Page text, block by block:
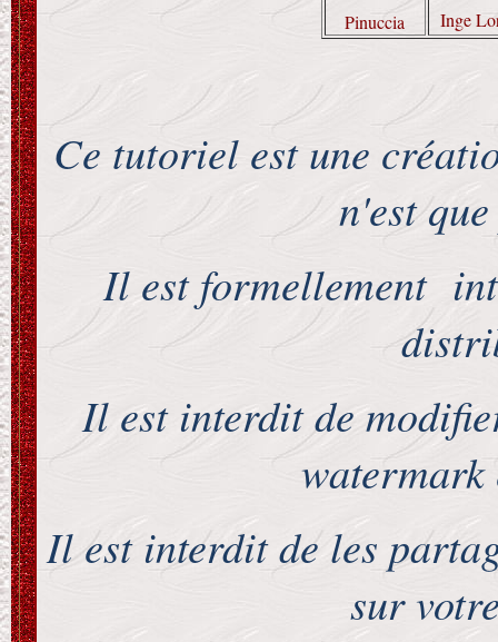
Pinuccia Inge
Ce tutoriel est une
n'est
Il est formellement
Il est interdit de
watermark
Il est interdit de les
sur